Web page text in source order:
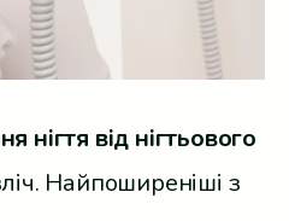
нігтя від нігтьового
Найпоширеніші з